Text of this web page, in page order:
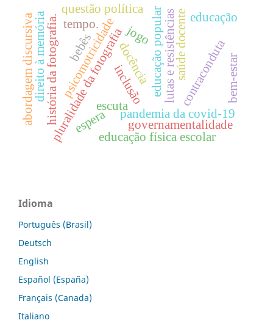
pluralidade da fotografia
história da fotografia. escuta
jogo
espera
psicomotricidade educação popular
direito à memória
questão política
pandemia da covid-19
lutas e resistências
docência
governamentalidade
contraconduta
tempo.
abordagem discursiva
educação física escolar
inclusão
saúde docente bem-estar
educação
bebês
Idioma
Português (Brasil)
Deutsch
English
Español (España)
Français (Canada)
Italiano